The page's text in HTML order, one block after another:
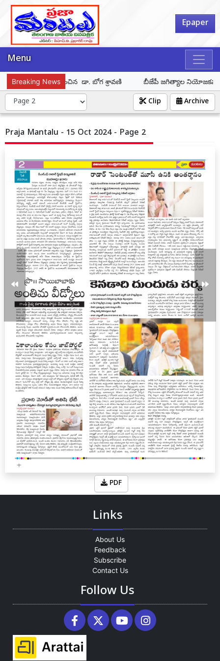
Epaper
Menu
Breaking News
కుమార్‌ను సన్మానించిన డా. బోగ శ్రావణి బీజేపీ జగిత్యాల నియోజకవర్గ
Archive
Clip
Praja Mantalu - 15 Oct 2024 - Page 2
PDF
Links
About Us
Feedback
Subscribe
Contact Us
Follow Us